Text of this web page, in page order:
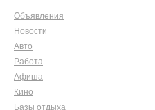
Объявления
Новости
Авто
Работа
Афиша
Кино
Базы отдыха